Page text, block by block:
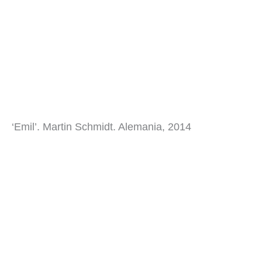
‘Emil’. Martin Schmidt. Alemania, 2014